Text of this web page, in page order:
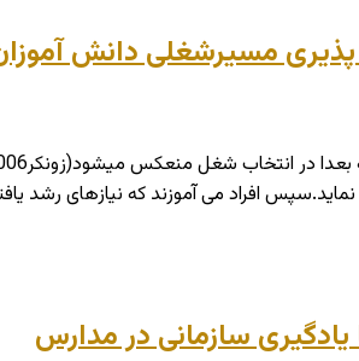
مسیرشغلی دانش
افراد می آموزند که نیازهای رشد
سازمانی در مدارس